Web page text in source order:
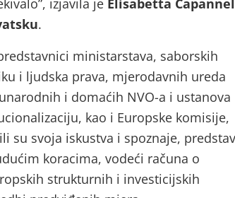
izjavila je Elisabetta
.
ministarstava, saborskih
i ljudska prava, mjerodavnih ureda
i domaćih NVO-a i ustanova
kao i Europske komisije,
su svoja iskustva i spoznaje,
koracima, vodeći računa o
strukturnih i investicijskih